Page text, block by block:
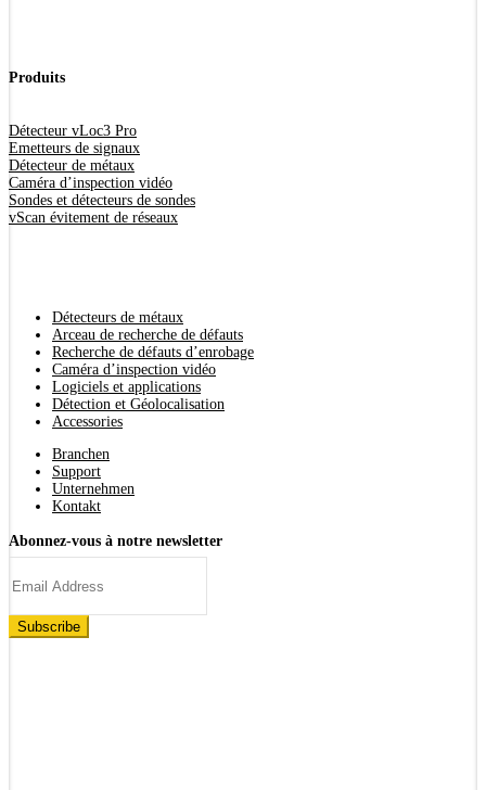
Produits
Détecteur vLoc3 Pro
Emetteurs de signaux
Détecteur de métaux
Caméra d’inspection vidéo
Sondes et détecteurs de sondes
vScan évitement de réseaux
Détecteurs de métaux
Arceau de recherche de défauts
Recherche de défauts d’enrobage
Caméra d’inspection vidéo
Logiciels et applications
Détection et Géolocalisation
Accessories
Branchen
Support
Unternehmen
Kontakt
Abonnez-vous à notre newsletter